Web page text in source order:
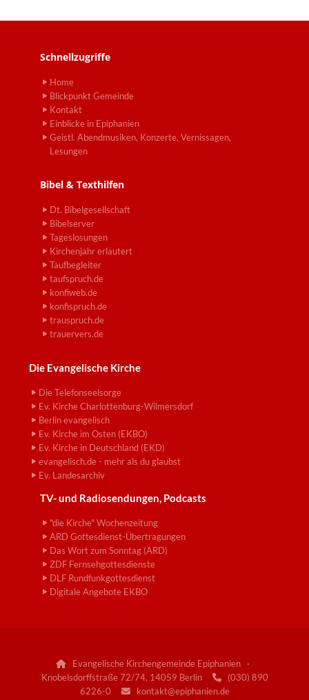
Schnellzugriffe
Home
Blickpunkt Gemeinde
Kontakt
Einblicke in Epiphanien
Geistl. Abendmusiken, Konzerte, Vernissagen,
Lesungen
Bibel & Texthilfen
Dt. Bibelgesellschaft
Bibelserver
Tageslosungen
Kirchenjahr erläutert
Taufbegleiter
taufspruch.de
konfiweb.de
konfispruch.de
trauspruch.de
trauervers.de
Die Evangelische Kirche
Die Telefonseelsorge
Ev. Kirche Charlottenburg-Wilmersdorf
Berlin evangelisch
Ev. Kirche im Osten (EKBO)
Ev. Kirche in Deutschland (EKD)
evangelisch.de - mehr als du glaubst
Ev. Landesarchiv
TV- und Radiosendungen, Podcasts
"die Kirche" Wochenzeitung
ARD Gottesdienst-Übertragungen
Das Wort zum Sonntag (ARD)
ZDF Fernsehgottesdienste
DLF Rundfunkgottesdienst
Digitale Angebote EKBO
Evangelische Kirchengemeinde Epiphanien ·
Knobelsdorffstraße 72/74, 14059 Berlin
(030) 890
6226-0
kontakt@epiphanien.de